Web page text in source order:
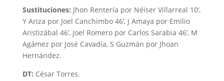
Sustituciones: Jhon Rentería por Néiser Villarreal 10’,
Y Ariza por Joel Canchimbo 46’, J Amaya por Emilio
Aristizábal 46’, Joel Romero por Carlos Sarabia 46’, M
Agámez por José Cavadía, S Guzmán por Jhoan
Hernández.
DT: César Torres.